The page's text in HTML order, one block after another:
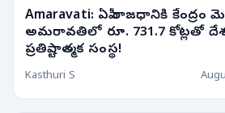
Amaravati: ఏపీ రాజధానికి కేంద్రం
అమరావతిలో రూ. 731.7 కోట్లతో
ప్రతిష్టాత్మక సంస్థ!
Kasthuri S